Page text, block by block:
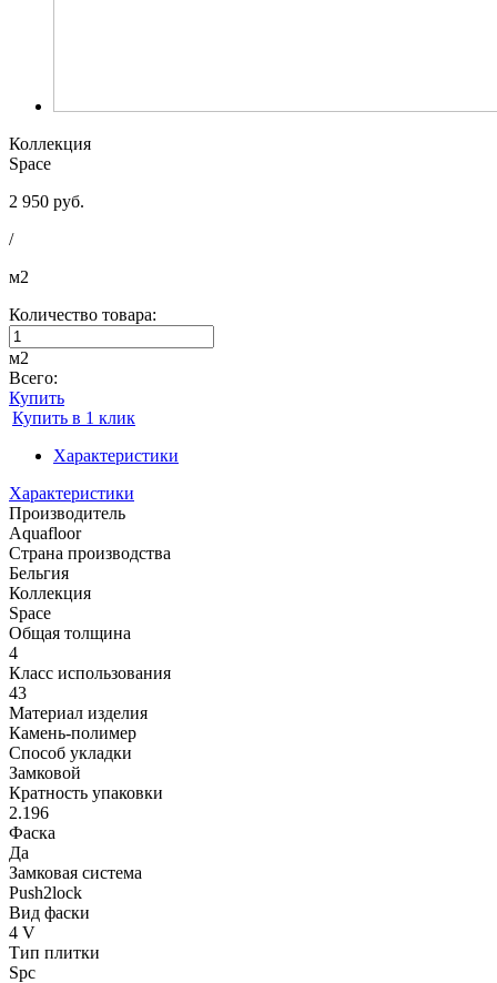
Коллекция
Space
2 950 руб.
/
м2
Количество товара:
м2
Всего:
Купить
Купить в 1 клик
Характеристики
Характеристики
Производитель
Aquafloor
Страна производства
Бельгия
Коллекция
Space
Общая толщина
4
Класс использования
43
Материал изделия
Камень-полимер
Способ укладки
Замковой
Кратность упаковки
2.196
Фаска
Да
Замковая система
Push2lock
Вид фаски
4 V
Тип плитки
Spc